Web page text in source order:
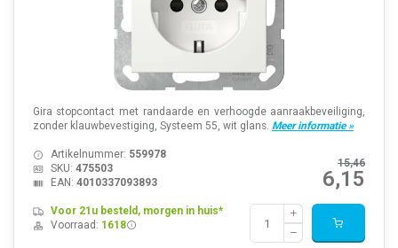
Gira stopcontact met randaarde en verhoogde aanraakbeveiliging,
zonder klauwbevestiging, Systeem 55, wit glans. Meer informatie »
15,46
6,15
Artikelnummer: 559978
SKU: 475503
EAN: 4010337093893
Voor 21u besteld, morgen in huis*
Voorraad: 1618